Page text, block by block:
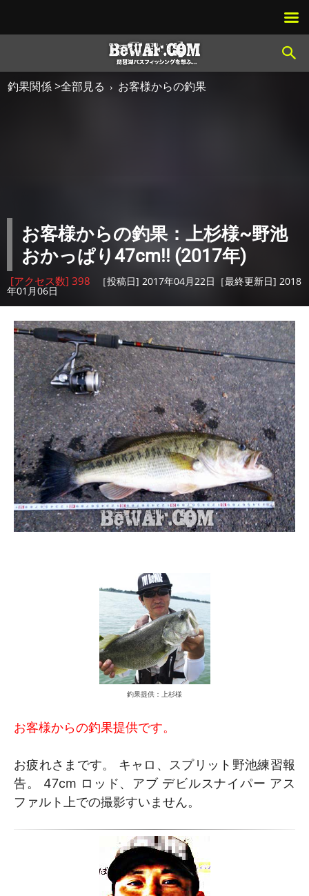
釣果関係 >全部見る お客様からの釣果
お客様からの釣果：上杉様~野池
おかっぱり47cm!! (2017年)
[アクセス数] 398 ［投稿日] 2017年04月22日［最終更新日] 2018
年01月06日
釣果提供：上杉様
お客様からの釣果提供です。
お疲れさまです。 キャロ、スプリット野池練習報
告。 47cm ロッド、アブ デビルスナイパー アス
ファルト上での撮影すいません。